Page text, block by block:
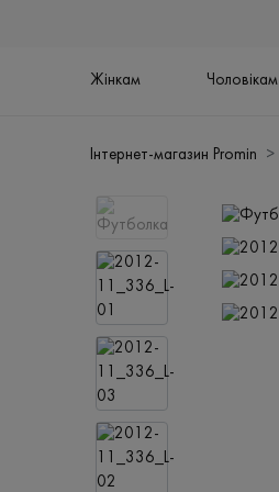
Жінкам Чоловікам
Інтернет-магазин Promin